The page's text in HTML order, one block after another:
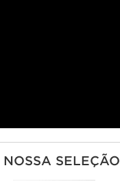
NOSSA SELEÇÃO